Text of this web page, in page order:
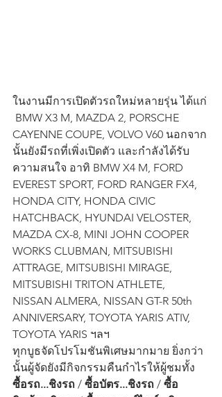
ในงานมีการเปิดตัวรถใหม่หลายรุ่น ได้แก่
BMW X3 M, MAZDA 2, PORSCHE
CAYENNE COUPE, VOLVO V60 นอกจาก
นั้นยังมีรถที่เพิ่งเปิดตัว และกำลังได้รับ
ความสนใจ อาทิ BMW X4 M, FORD
EVEREST SPORT, FORD RANGER FX4,
HONDA CITY, HONDA CIVIC
HATCHBACK, HYUNDAI VELOSTER,
MAZDA CX-8, MINI JOHN COOPER
WORKS CLUBMAN, MITSUBISHI
ATTRAGE, MITSUBISHI MIRAGE,
MITSUBISHI TRITON ATHLETE,
NISSAN ALMERA, NISSAN GT-R 50th
ANNIVERSARY, TOYOTA YARIS ATIV,
TOYOTA YARIS ฯลฯ
ทุกบูธจัดโปรโมชันพิเศษมากมาย ยิ่งกว่า
นั้นผู้จัดยังมีกิจกรรมคืนกำไรให้ผู้ชมทั้ง
ซื้อรถ...ชิงรถ / ซื้อบัตร...ชิงรถ / ซื้อ